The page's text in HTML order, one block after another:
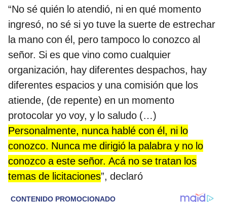
“No sé quién lo atendió, ni en qué momento
ingresó, no sé si yo tuve la suerte de estrechar
la mano con él, pero tampoco lo conozco al
señor. Si es que vino como cualquier
organización, hay diferentes despachos, hay
diferentes espacios y una comisión que los
atiende, (de repente) en un momento
protocolar yo voy, y lo saludo (…)
Personalmente, nunca hablé con él, ni lo
conozco. Nunca me dirigió la palabra y no lo
conozco a este señor. Acá no se tratan los
temas de licitaciones”, declaró